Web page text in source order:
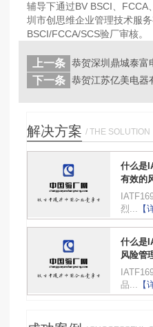
辅导下通过BV BSCI、
圳市创思维企业管理技术服
BSCI/FCCA/SCS验厂审核。
上一条
下一条
解决方案 / THE SOLUTION
什么是
有效的
烈...
【
什么是
风险管
品...
【